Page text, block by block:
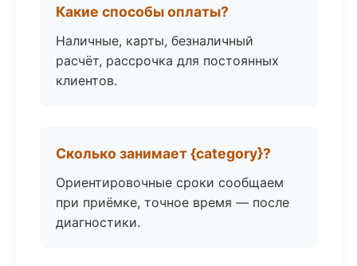
Какие способы оплаты?
Наличные, карты, безналичный
расчёт, рассрочка для постоянных
клиентов.
Сколько занимает {category}?
Ориентировочные сроки сообщаем
при приёмке, точное время — после
диагностики.